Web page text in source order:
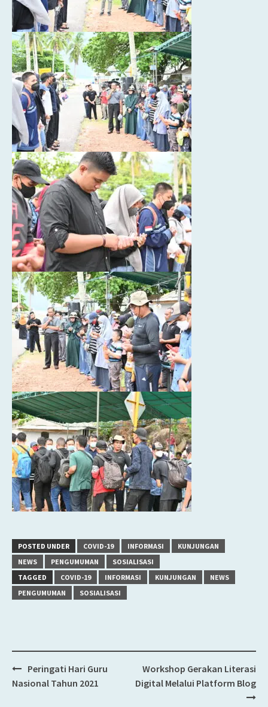
POSTED UNDER COVID-19 INFORMASI
KUNJUNGAN
NEWS
PENGUMUMAN
SOSIALISASI
TAGGED
COVID-19 INFORMASI KUNJUNGAN
NEWS
PENGUMUMAN
SOSIALISASI
Post
Peringati Hari Guru
Nasional Tahun 2021
Workshop Gerakan Literasi
Digital Melalui Platform Blog